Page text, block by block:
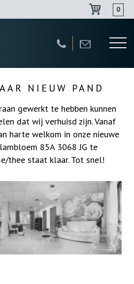
0
NIEUW PAND
gewerkt te hebben kunnen
dat wij verhuisd zijn. Vanaf
harte welkom in onze nieuwe
85A 3068 JG te
thee staat klaar. Tot snel!